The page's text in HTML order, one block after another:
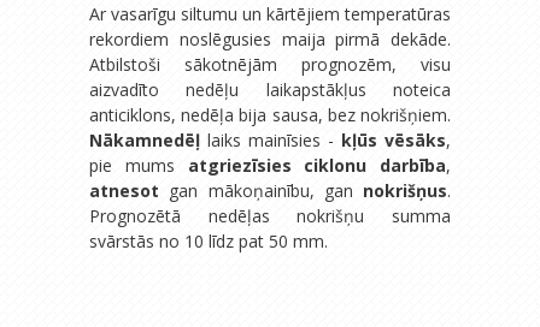
Ar vasarīgu siltumu un kārtējiem temperatūras
rekordiem noslēgusies maija pirmā dekāde.
Atbilstoši sākotnējām prognozēm, visu
aizvadīto nedēļu laikapstākļus noteica
anticiklons, nedēļa bija sausa, bez nokrišņiem.
Nākamnedēļ laiks mainīsies - kļūs vēsāks,
pie mums atgriezīsies ciklonu darbība,
atnesot gan mākoņainību, gan nokrišņus.
Prognozētā nedēļas nokrišņu summa
svārstās no 10 līdz pat 50 mm.